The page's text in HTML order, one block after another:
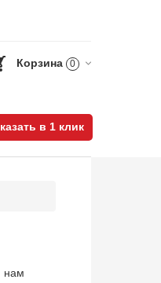
Корзина 0
в 1 клик
нам